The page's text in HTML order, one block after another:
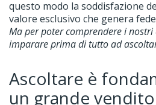
questo modo la soddisfazione
valore esclusivo che genera
Ma per poter comprendere i
imparare prima di tutto ad
Ascoltare è
un grande